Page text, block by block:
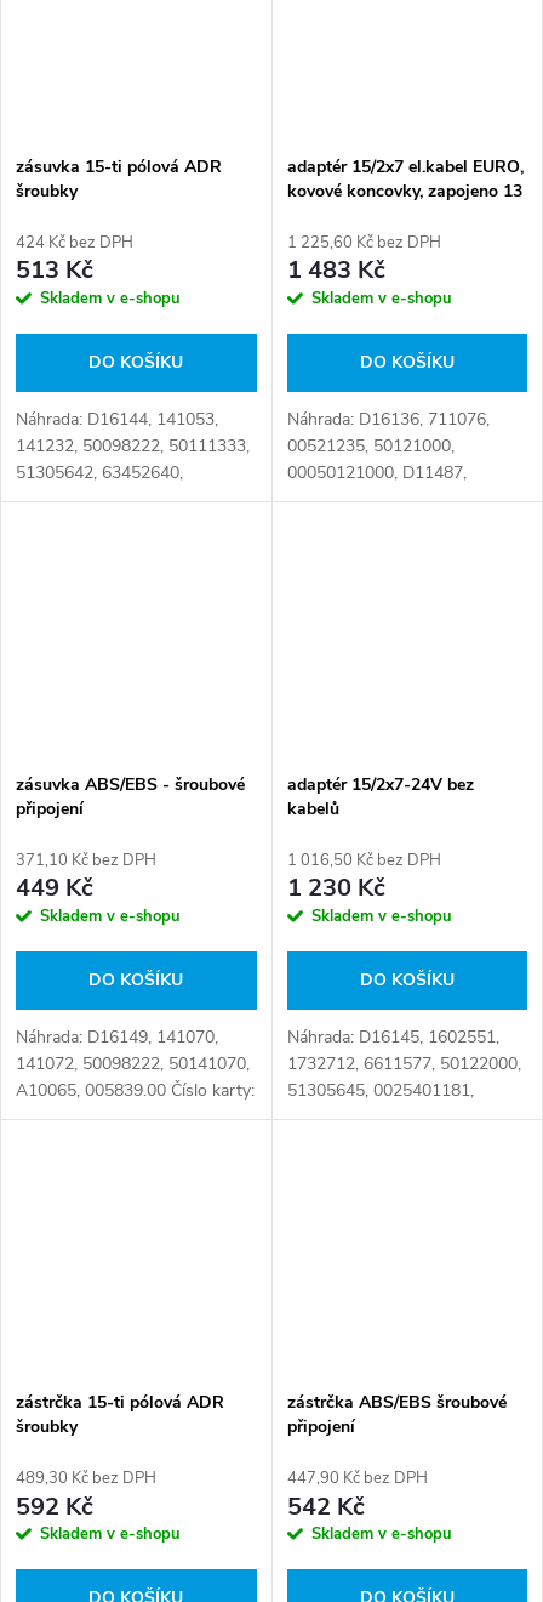
zásuvka 15-ti pólová ADR
šroubky
424 Kč bez DPH
513 Kč
Skladem v e-shopu
DO KOŠÍKU
Náhrada: D16144, 141053,
141232, 50098222, 50111333,
51305642, 63452640,
00050111333, A10060, 1 016
adaptér 15/2x7 el.kabel EURO,
kovové koncovky, zapojeno 13
1 225,60 Kč bez DPH
1 483 Kč
Skladem v e-shopu
DO KOŠÍKU
Náhrada: D16136, 711076,
00521235, 50121000,
00050121000, D11487,
D14578, JAE711076, PSAM4,
zásuvka ABS/EBS - šroubové
připojení
371,10 Kč bez DPH
449 Kč
Skladem v e-shopu
DO KOŠÍKU
Náhrada: D16149, 141070,
141072, 50098222, 50141070,
A10065, 005839.00 Číslo karty:
108451
adaptér 15/2x7-24V bez
kabelů
1 016,50 Kč bez DPH
1 230 Kč
Skladem v e-shopu
DO KOŠÍKU
Náhrada: D16145, 1602551,
1732712, 6611577, 50122000,
51305645, 0025401181,
00050122000, A 002 540 11
zástrčka 15-ti pólová ADR
šroubky
489,30 Kč bez DPH
592 Kč
Skladem v e-shopu
zástrčka ABS/EBS šroubové
připojení
447,90 Kč bez DPH
542 Kč
Skladem v e-shopu